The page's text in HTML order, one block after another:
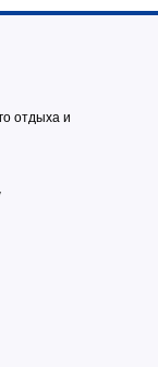
отдыха и